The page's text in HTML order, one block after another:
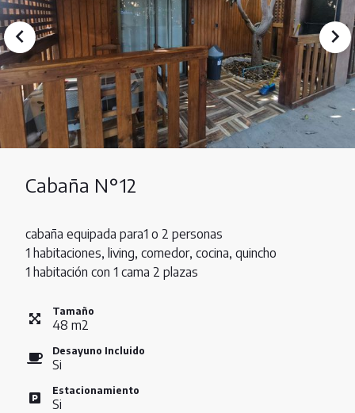
Cabaña N°12
cabaña equipada para1 o 2 personas
1 habitaciones, living, comedor, cocina, quincho
1 habitación con 1 cama 2 plazas
Tamaño
48 m2
Desayuno Incluido
Si
Estacionamiento
Si